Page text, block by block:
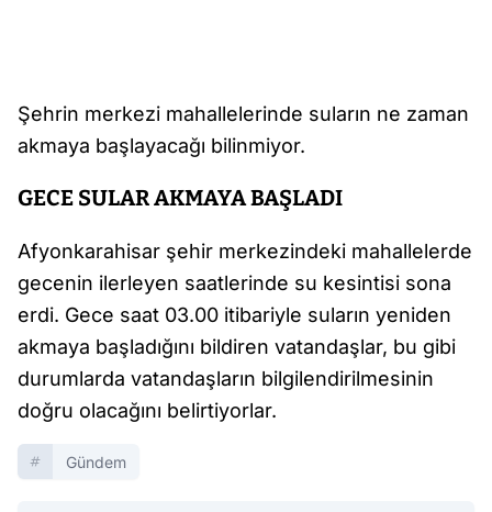
Şehrin merkezi mahallelerinde suların ne zaman
akmaya başlayacağı bilinmiyor.
GECE SULAR AKMAYA BAŞLADI
Afyonkarahisar şehir merkezindeki mahallelerde
gecenin ilerleyen saatlerinde su kesintisi sona
erdi. Gece saat 03.00 itibariyle suların yeniden
akmaya başladığını bildiren vatandaşlar, bu gibi
durumlarda vatandaşların bilgilendirilmesinin
doğru olacağını belirtiyorlar.
Gündem